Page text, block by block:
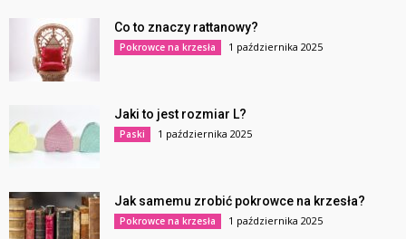
Co to znaczy rattanowy?
Pokrowce na krzesła 1 października 2025
Jaki to jest rozmiar L?
Paski 1 października 2025
Jak samemu zrobić pokrowce na krzesła?
Pokrowce na krzesła 1 października 2025